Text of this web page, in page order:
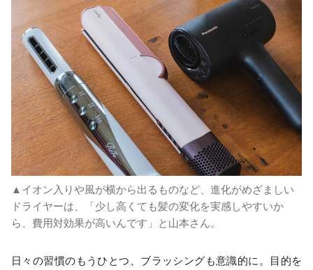
▲イオン入りや風が横から出るものなど、進化がめざましい
ドライヤーは、「少し高くても髪の変化を実感しやすいか
ら、費用対効果が高いんです」と山本さん。
日々の習慣のもうひとつ、ブラッシングも意識的に。目的を